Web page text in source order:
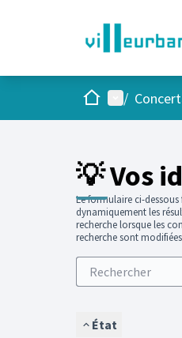
AccueilMenu
/
💡 Vos
Le formulaire ci-dessous
dynamiquement les
recherche lorsque les
recherche sont
État